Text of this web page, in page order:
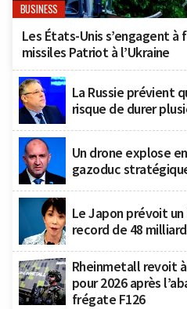
BUSINESS
Les États-Unis s’engagent à
missiles Patriot à l’Ukraine
La Russie prévient
risque de durer
Un drone explose
gazoduc
Le Japon prévoit
record de 48
Rheinmetall revoit
pour 2026 après
frégate F126